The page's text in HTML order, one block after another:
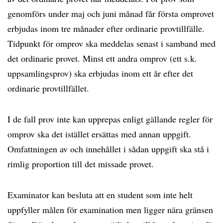
genomförs under maj och juni månad får första omprovet
erbjudas inom tre månader efter ordinarie provtillfälle.
Tidpunkt för omprov ska meddelas senast i samband med
det ordinarie provet. Minst ett andra omprov (ett s.k.
uppsamlingsprov) ska erbjudas inom ett år efter det
ordinarie provtillfället.
I de fall prov inte kan upprepas enligt gällande regler för
omprov ska det istället ersättas med annan uppgift.
Omfattningen av och innehållet i sådan uppgift ska stå i
rimlig proportion till det missade provet.
Examinator kan besluta att en student som inte helt
uppfyller målen för examination men ligger nära gränsen